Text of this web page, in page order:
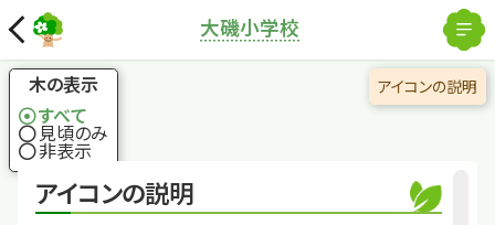
アイコンの説明
大磯小学校
サザンカ(園芸種)
サザンカ(園芸種)
国土地理院
木の表示
すべて
見頃のみ
非表示
解除
アイコンの説明